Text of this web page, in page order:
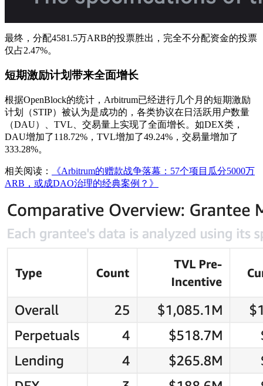
最终，分配4581.5万ARB的投票胜出，完全不分配资金的投票
仅占2.47%。
短期激励计划带来全面增长
根据OpenBlock的统计，Arbitrum已经进行几个月的短期激励
计划（STIP）被认为是成功的，各类协议在日活跃用户数量
（DAU）、TVL、交易量上实现了全面增长。如DEX类，
DAU增加了118.72%，TVL增加了49.24%，交易量增加了
333.28%。
相关阅读：
《Arbitrum的赠款战争落幕：57个项目瓜分5000万
ARB，或成DAO治理的经典案例？》